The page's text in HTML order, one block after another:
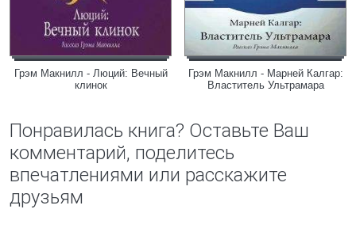
Грэм Макнилл - Люций: Вечный
клинок
Грэм Макнилл - Марней Калгар:
Властитель Ультрамара
Понравилась книга? Оставьте Ваш
комментарий, поделитесь
впечатлениями или расскажите
друзьям